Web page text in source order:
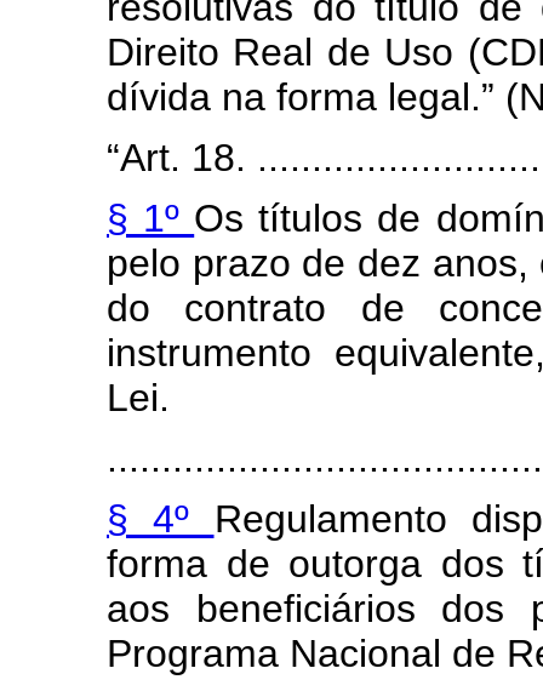
Direito Real de Uso
dívida na forma legal.”
“Art. 18.
§ 1º Os títulos de
pelo prazo de dez
do contrato de
instrumento
Lei.
§ 4º Regulamento
forma de outorga dos
aos beneficiários dos
Programa Nacional de